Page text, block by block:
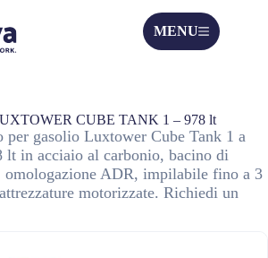
MENU
CUBE TANK 1 – 978 lt
per gasolio Luxtower Cube Tank 1 a
lt in acciaio al carbonio, bacino di
omologazione ADR, impilabile fino a 3
motorizzate. Richiedi un